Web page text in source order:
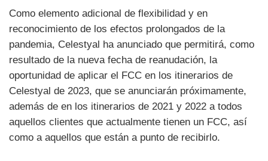
Como elemento adicional de flexibilidad y en
reconocimiento de los efectos prolongados de la
pandemia, Celestyal ha anunciado que permitirá, como
resultado de la nueva fecha de reanudación, la
oportunidad de aplicar el FCC en los itinerarios de
Celestyal de 2023, que se anunciarán próximamente,
además de en los itinerarios de 2021 y 2022 a todos
aquellos clientes que actualmente tienen un FCC, así
como a aquellos que están a punto de recibirlo.